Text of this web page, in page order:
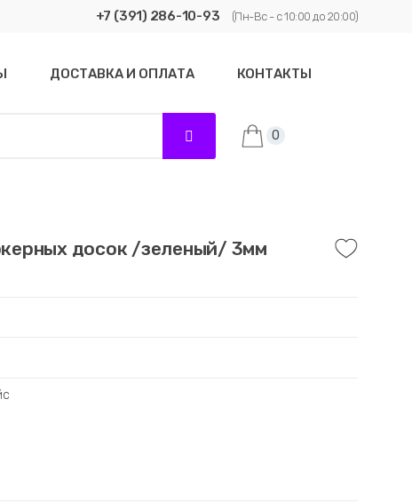
+7 (391) 286-10-93 (Пн-Вс - с 10:00 до 20:00)
ДОСТАВКА И ОПЛАТА КОНТАКТЫ
0
досок /зеленый/ 3мм